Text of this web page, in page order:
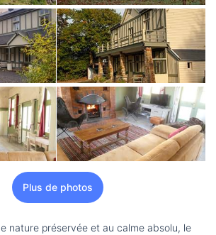
Plus de photos
nature préservée et au calme absolu, le